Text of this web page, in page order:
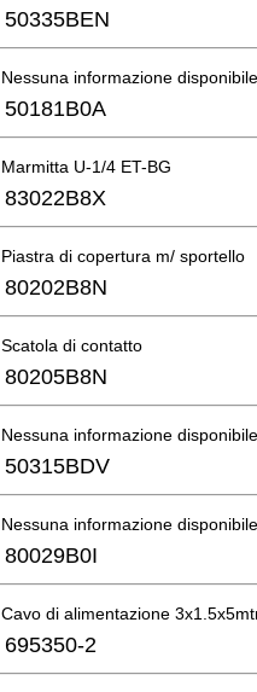
50335BEN
Nessuna informazione
50181B0A
Marmitta U-1/4 ET-BG
83022B8X
Piastra di copertura m/ sportello
80202B8N
Scatola di contatto
80205B8N
Nessuna informazione
50315BDV
Nessuna informazione
80029B0I
Cavo di alimentazione
695350-2